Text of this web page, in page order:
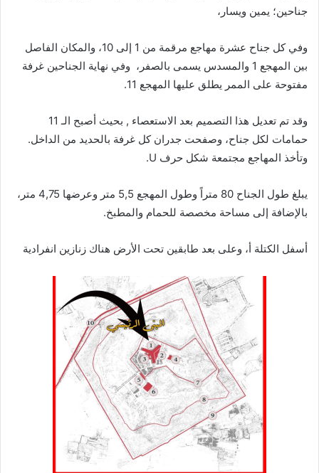
جناحين؛ يمين ويسار،
وفي كل جناح عشرة مهاجع مرقمة من 1 إلى 10، والمكان الفاصل
بين المهجع 1 والمسدس يسمى بالصفر، وفي نهاية الجناحين غرفة
مفتوحة على الممر يطلق عليها المهجع 11.
وقد تم تعديل هذا التصميم بعد الاستعصاء , بحيث أصبح الـ 11
حمامات لكل جناح، وصفحت جدران كل غرفة بالحديد من الداخل.
وتأخذ المهاجع مجتمعة شكل حرف U.
يبلغ طول الجناح 80 متراً وطول المهجع 5,5 متر وعرضها 4,75 متر،
بالإضافة إلى مساحة مخصصة للحمام والمطبخ.
أسفل الكتلة أ، وعلى بعد طابقين تحت الأرض هناك زنازين انفرادية